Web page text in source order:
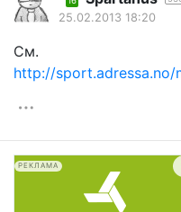
25.02.2013 18:20
См.
http://sport.adressa.no/
РЕКЛАМА